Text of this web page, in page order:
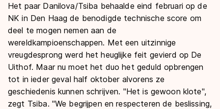
Het paar Danilova/Tsiba behaalde eind februari op de
NK in Den Haag de benodigde technische score om
deel te mogen nemen aan de
wereldkampioenschappen. Met een uitzinnige
vreugdesprong werd het heuglijke feit gevierd op De
Uithof. Maar nu moet het duo het geduld opbrengen
tot in ieder geval half oktober alvorens ze
geschiedenis kunnen schrijven. "Het is gewoon klote",
zegt Tsiba. "We begrijpen en respecteren de beslissing,